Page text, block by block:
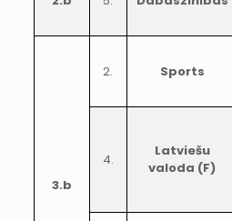
3.b
2. Sports
4.
Latviešu
valoda (F)